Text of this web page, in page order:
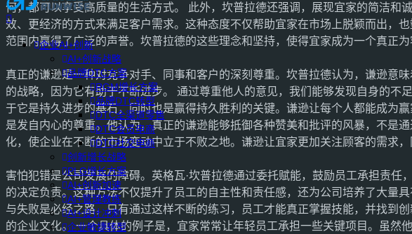
企业AI+创新
AI+创新战略
品牌DTC方案
RGM增长方案
品牌DTC转型
DTC全渠道零售
DTC会员电商
DTC社交电商
创新增长战略
PLG增长方案
AI+创新加速
AI+管理教练
AI+设计冲刺
企业敏捷转型
何，都可以享受高质量的生活方式。 此外，坎普拉德还强调，展现宜家的简洁
效、更经济的方式来满足客户需求。这种态度不仅帮助宜家在市场上脱颖而出，
范围内赢得了广泛的声誉。坎普拉德的这些理念和坚持，使得宜家成为一个真正
真正的谦逊是一种对竞争对手、同事和客户的深刻尊重。坎普拉德认为，谦逊意
的战略，因为它有助于不断进步。 通过尊重他人的意见，我们能够发现自身的
于它是持久进步的基石，同时也是赢得持久胜利的关键。谦逊让每个人都能成为
是发自内心的尊重。他认为，真正的谦逊能够抵御各种赞美和批评的风暴，不是
化，使企业在不断的市场变动中立于不败之地。谦逊让宜家更加关注顾客的需求
害怕犯错是公司发展的障碍。英格瓦·坎普拉德通过委托赋能，鼓励员工承担责
的决定负责。这种方法不仅提升了员工的自主性和责任感，还为公司培养了大量
与失败是必经之路，只有通过这样不断的练习，员工才能真正掌握技能，并找到
的企业文化。 一个具体的例子是，宜家常常让年轻员工承担一些关键项目。虽然